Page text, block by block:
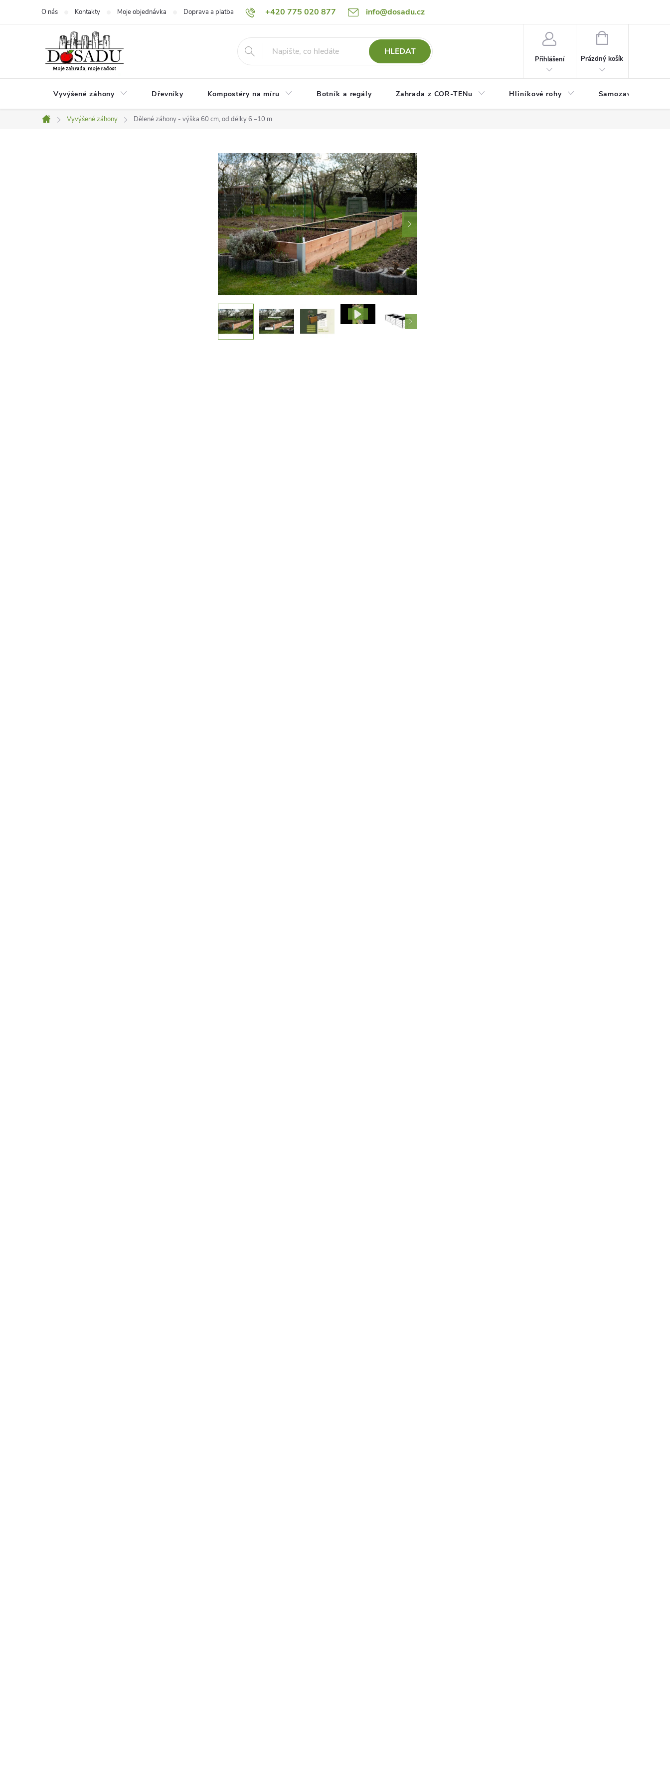
+420 775 020 877 info@dosadu.cz
O nás Kontakty Moje objednávka Doprava a platba Reklamace a vrácení zboží Blog Fotogalerie Návody
HLEDAT
Přihlášení
NÁKUPNÍ
Prázdný košík
Vyvýšené záhony Dřevníky Kompostéry na míru Botník a regály Zahrada z COR-TENu Hliníkové rohy Samozavlažovací
Domů
Vyvýšené záhony Dělené záhony - výška 60 cm, od délky 6 –10 m